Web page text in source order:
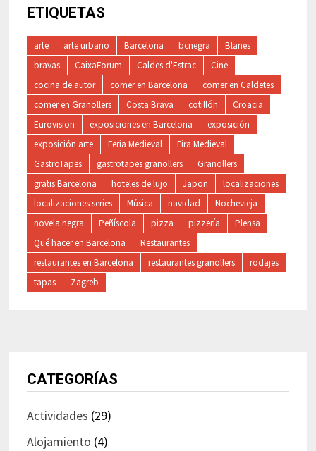
ETIQUETAS
arte arte urbano Barcelona bcnegra
Blanes
bravas
CaixaForum Caldes d'Estrac
Cine
cocina de autor
comer en Barcelona
comer en Caldetes
comer en Granollers
Costa Brava cotillón
Croacia
Eurovision
exposiciones en Barcelona
exposición
exposición arte
Feria Medieval
Fira Medieval
GastroTapes
gastrotapes granollers
Granollers
gratis Barcelona
hoteles de lujo Japon
localizaciones
localizaciones series
Música navidad
Nochevieja
novela negra
Peñíscola pizza pizzería
Plensa
Qué hacer en Barcelona
Restaurantes
restaurantes en Barcelona
restaurantes granollers
rodajes
tapas
Zagreb
CATEGORÍAS
Actividades (29)
Alojamiento (4)